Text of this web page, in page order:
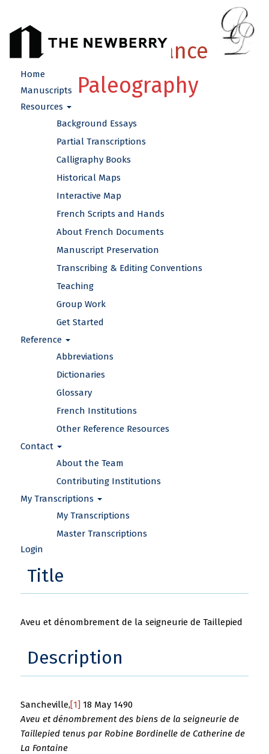
French Renaissance
Paleography
Home
Manuscripts
Resources
Background Essays
Partial Transcriptions
Calligraphy Books
Historical Maps
Interactive Map
French Scripts and Hands
About French Documents
Manuscript Preservation
Transcribing & Editing Conventions
Teaching
Group Work
Get Started
Reference
Abbreviations
Dictionaries
Glossary
French Institutions
Other Reference Resources
Contact
About the Team
Contributing Institutions
My Transcriptions
My Transcriptions
Master Transcriptions
Login
Title
Aveu et dénombrement de la seigneurie de Taillepied
Description
Sancheville,[1] 18 May 1490
Aveu et dénombrement des biens de la seigneurie de
Taillepied tenus par Robine Bordinelle de Catherine de
La Fontaine